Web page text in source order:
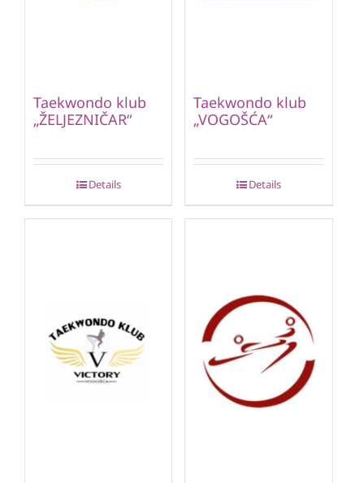
Taekwondo klub
„ŽELJEZNIČAR“
Details
Taekwondo klub
„VOGOŠĆA“
Details